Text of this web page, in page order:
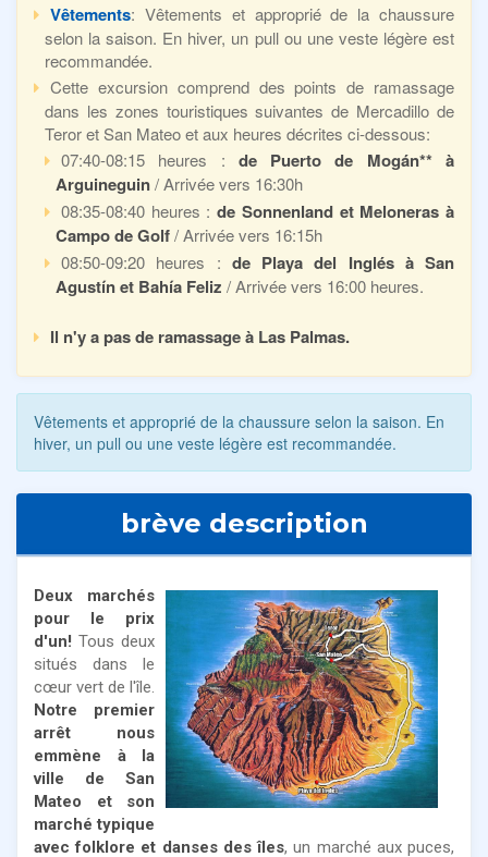
Vêtements: Vêtements et approprié de la chaussure
selon la saison. En hiver, un pull ou une veste légère est
recommandée.
Cette excursion comprend des points de ramassage
dans les zones touristiques suivantes de Mercadillo de
Teror et San Mateo et aux heures décrites ci-dessous:
07:40-08:15 heures : de Puerto de Mogán** à
Arguineguin/ Arrivée vers 16:30h
08:35-08:40 heures :de Sonnenland et Meloneras à
Campo de Golf/ Arrivée vers 16:15h
08:50-09:20 heures : de Playa del Inglés à San
Agustín et Bahía Feliz / Arrivée vers 16:00 heures.
Il n'y a pas de ramassage à Las Palmas.
Vêtements et approprié de la chaussure selon la saison. En
hiver, un pull ou une veste légère est recommandée.
brève description
Deux marchés
pour le prix
d'un! Tous deux
situés dans le
cœur vert de l'île.
Notre premier
arrêt nous
emmène à la
ville de San
Mateo et son
marché typique
avec folklore et danses des îles, un marché aux puces,